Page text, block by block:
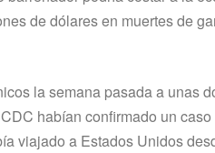
de dólares en muertes de
la semana pasada a unas
habían confirmado un
viajado a Estados Unidos